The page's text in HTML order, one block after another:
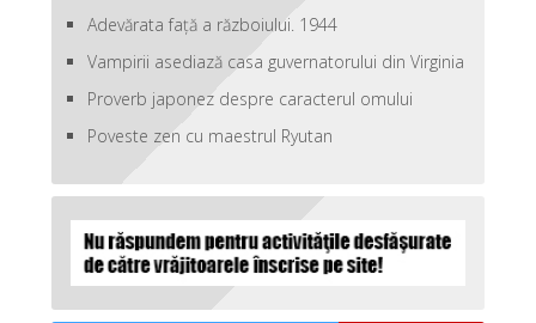
Adevărata față a războiului. 1944
Vampirii asediază casa guvernatorului din Virginia
Proverb japonez despre caracterul omului
Poveste zen cu maestrul Ryutan